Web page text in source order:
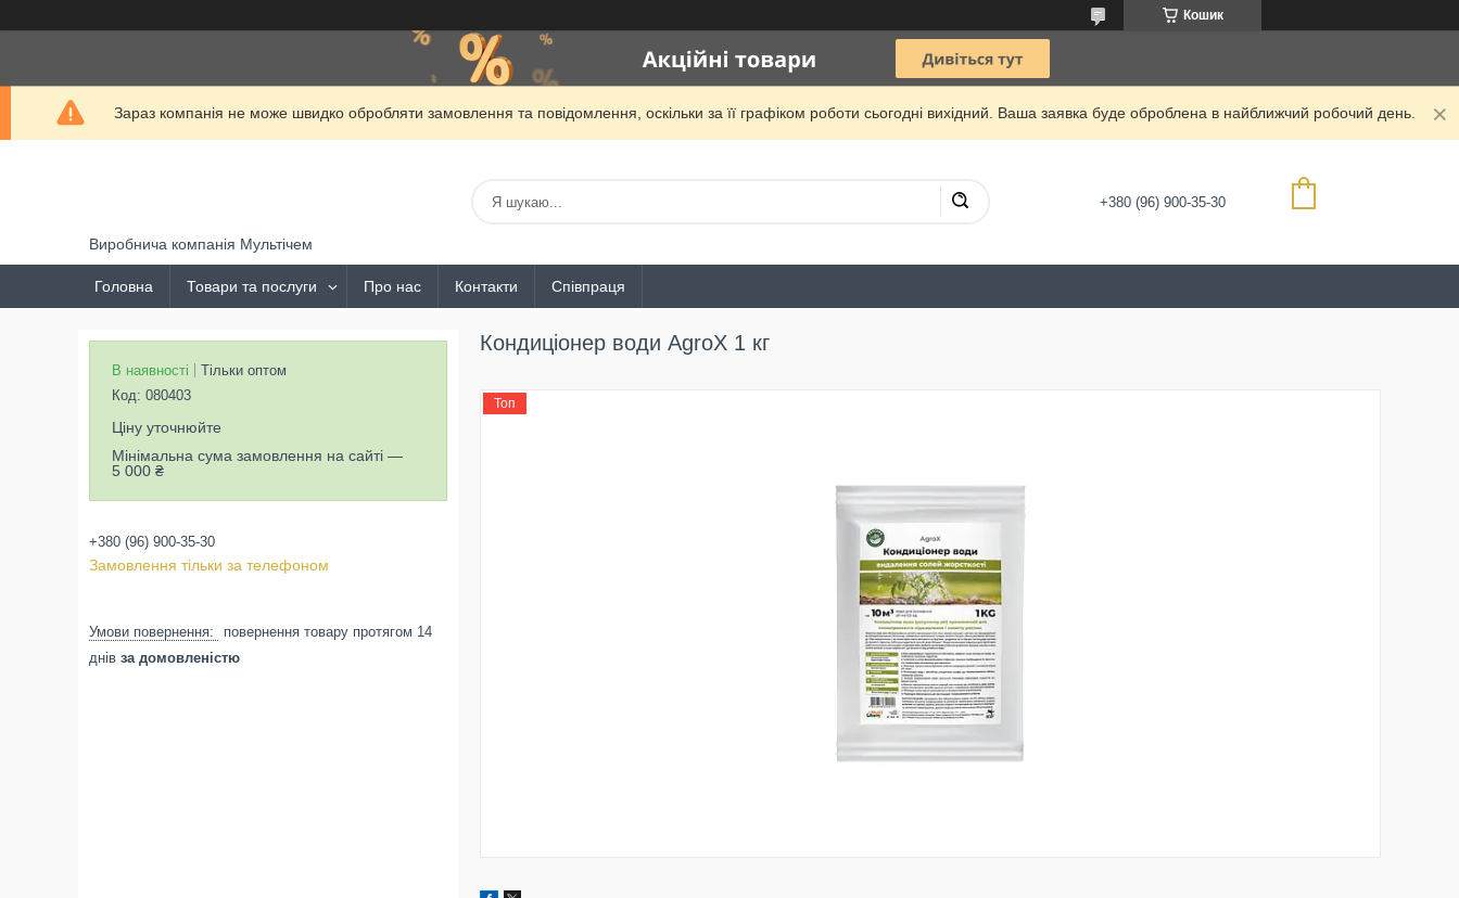
Кошик
Зараз компанія не може швидко обробляти замовлення та повідомлення, оскільки за її графіком роботи сьогодні вихідний. Ваша заявка буде оброблена в найближчий робочий день.
Виробнича компанія Мультічем
+380 (96) 900-35-30
Головна Товари та послуги Про нас Контакти Співпраця
Кондиціонер води AgroX 1 кг
Топ
В наявності
Тільки оптом
Код: 080403
Ціну уточнюйте
Мінімальна сума замовлення на сайті —
5 000 ₴
+380 (96) 900-35-30
Замовлення тільки за телефоном
повернення товару протягом 14
днів за домовленістю